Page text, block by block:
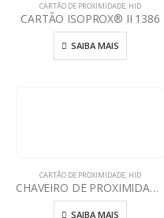
CARTÃO DE PROXIMIDADE, HID
CARTÃO ISOPROX® II 1386
SAIBA MAIS
CARTÃO DE PROXIMIDADE, HID
CHAVEIRO DE PROXIMIDADE HID SEOS
SAIBA MAIS